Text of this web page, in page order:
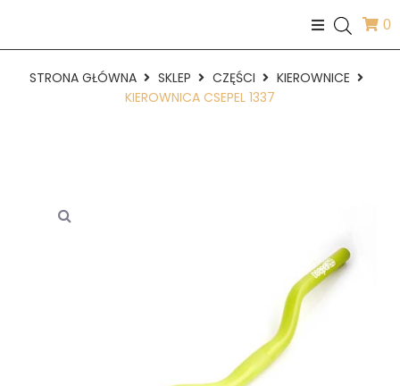
0
STRONA GŁÓWNA SKLEP CZĘŚCI
KIEROWNICE
KIEROWNICA CSEPEL 1337